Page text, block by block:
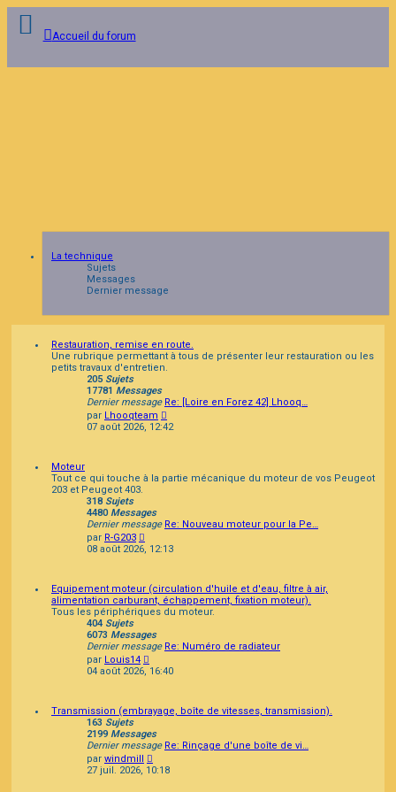
Accueil du forum
La technique
Sujets
Messages
Dernier message
Restauration, remise en route.
Une rubrique permettant à tous de présenter leur restauration ou les
petits travaux d'entretien.
205 Sujets
17781 Messages
Dernier message Re: [Loire en Forez 42] Lhooq…
par Lhooqteam
le
07 août 2026, 12:42
Moteur
Tout ce qui touche à la partie mécanique du moteur de vos Peugeot
203 et Peugeot 403.
318 Sujets
4480Messages
Dernier message Re: Nouveau moteur pour la Pe…
par R-G203
le
dernier
08 août 2026, 12:13
Equipement moteur (circulation d'huile et d'eau, filtre à air,
alimentation carburant, échappement, fixation moteur).
Tous les périphériques du moteur.
404 Sujets
6073 Messages
Dernier message Re: Numéro de radiateur
par Louis14
le
04 août 2026, 16:40
Transmission (embrayage, boîte de vitesses, transmission).
163 Sujets
2199 Messages
Dernier message Re: Rinçage d'une boîte de vi…
par windmill
le
27 juil. 2026, 10:18